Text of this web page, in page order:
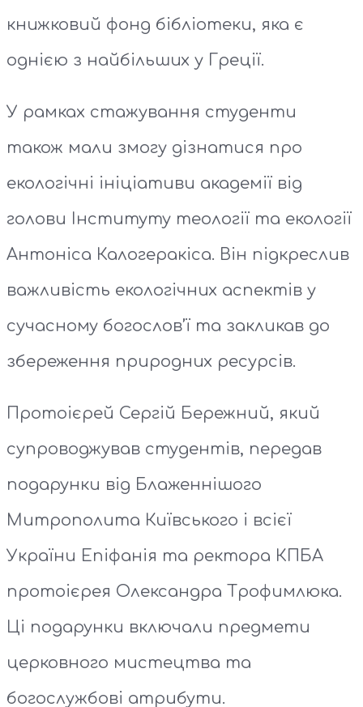
книжковий фонд бібліотеки, яка є
однією з найбільших у Греції.
У рамках стажування студенти
також мали змогу дізнатися про
екологічні ініціативи академії від
голови Інституту теології та екології
Антоніса Калогеракіса. Він підкреслив
важливість екологічних аспектів у
сучасному богослов’ї та закликав до
збереження природних ресурсів.
Протоієрей Сергій Бережний, який
супроводжував студентів, передав
подарунки від Блаженнішого
Митрополита Київського і всієї
України Епіфанія та ректора КПБА
протоієрея Олександра Трофимлюка.
Ці подарунки включали предмети
церковного мистецтва та
богослужбові атрибути.